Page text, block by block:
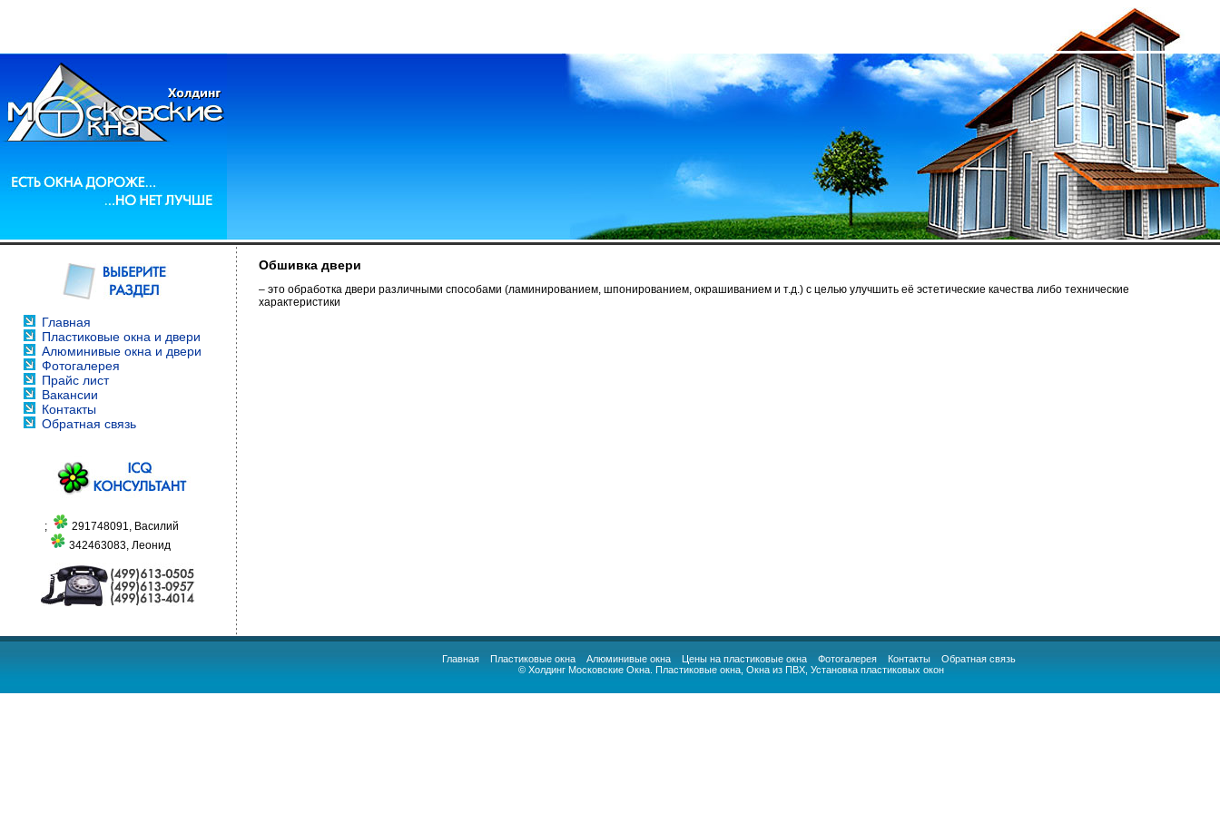
Главная
Пластиковые окна и двери
Алюминивые окна и двери
Фотогалерея
Прайс лист
Вакансии
Контакты
Обратная связь
;
291748091, Василий
342463083, Леонид
Обшивка двери
– это обработка двери различными способами (ламинированием, шпонированием, окрашиванием и т.д.) с целью улучшить её эстетические качества либо технические
характеристики
Главная Пластиковые окна Алюминивые окна Цены на пластиковые окна Фотогалерея Контакты
Обратная связь
© Холдинг Московские Окна. Пластиковые окна Окна из ПВХ Установка пластиковых окон